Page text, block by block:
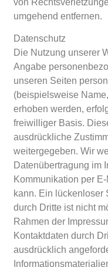
umgehend entfernen.
Datenschutz
Die Nutzung unserer
Angabe
unseren Seiten
(beispielsweise
erhoben werden,
freiwilliger Basis.
ausdrückliche
weitergegeben. Wir
Datenübertragung im
Kommunikation per
kann. Ein lückenloser
durch Dritte ist nicht
Rahmen der
Kontaktdaten durch
ausdrücklich